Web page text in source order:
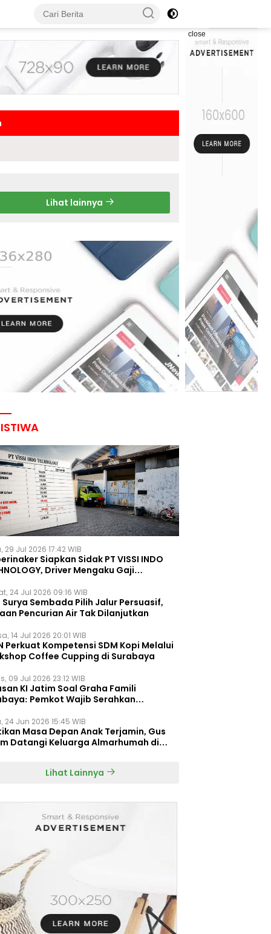
close
Lihat lainnya
29 Jul 2026 17:42 WIB
Siapkan Sidak PT VISSI INDO
Driver Mengaku Gaji
24 Jul 2026 09:16 WIB
Surya Sembada Pilih Jalur Persuasif,
Pencurian Air Tak Dilanjutkan
14 Jul 2026 20:01 WIB
Perkuat Kompetensi SDM Kopi Melalui
Coffee Cupping di Surabaya
09 Jul 2026 23:12 WIB
KI Jatim Soal Graha Famili
Pemkot Wajib Serahkan
24 Jun 2026 15:45 WIB
Masa Depan Anak Terjamin, Gus
Datangi Keluarga Almarhumah di
Lihat Lainnya